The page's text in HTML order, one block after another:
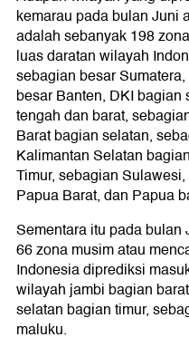
kemarau pada bulan Juni
adalah sebanyak 198
luas daratan wilayah
sebagian besar
besar Banten, DKI
tengah dan barat,
Barat bagian selatan,
Kalimantan Selatan
Timur, sebagian
Papua Barat, dan Papua
Sementara itu pada
66 zona musim atau
Indonesia diprediksi
wilayah jambi bagian
selatan bagian timur,
maluku.